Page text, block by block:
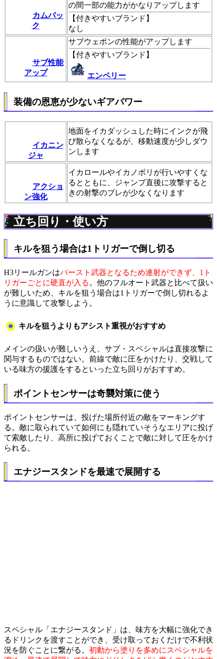
カムバッ
ク
の間一部の能力がかなりアップします
【付きやすいブランド 】
なし
サブ性能
アップ
サブウェポンの性能がアップします
【付きやすいブランド 】
エンペリー
装備の恩恵が少ないギアパワー
イカニン
ジャ
地面をイカダッシュした時にインクが飛
び散らなくなるが、移動速度が少しダウ
ンします
アクショ
ン強化
イカロールやイカノボリが行いやすくな
るとともに、ジャンプ直後に攻撃すると
きの射撃のブレが少なくなります
立ち回り・使い方
キルを狙う場合は1トリガーで倒し切る
H3リールガンはバースト武器となるため連射ができず、1ト
リガーごとに硬直が入る 。他のフルオート武器と比べて扱い
が難しいため、キルを狙う場合は1トリガーで倒し切れるよ
うに意識して攻撃しよう。
キルを狙うよりもアシスト重視がおすすめ
メインの扱いが難しいうえ、サブ・スペシャルは直接攻撃に
関与するものではない。前線で敵に圧をかけたり、交戦して
いる味方の援護をするといった立ち回りがおすすめ。
ポイントセンサーは奇襲対策に使う
ポイントセンサーは、投げた場所付近の敵をマーキングす
る。敵に取られていて如何にも隠れていそうなエリアに投げ
て索敵したり、高所に投げておくことで敵に対して圧をかけ
られる。
エナジースタンドを最速で展開する
スペシャル「エナジースタンド」は、味方を大幅に強化でき
るドリンクを渡すことができ、受け取っておくだけで不利状
況を防ぐことに繋がる。 初動から塗りを多めにスペシャルを